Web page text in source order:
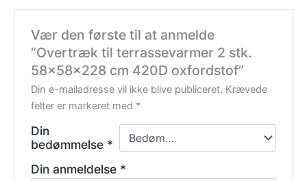
Vær den første til at anmelde
“Overtræk til terrassevarmer 2 stk.
58x58x228 cm 420D oxfordstof”
Din e-mailadresse vil ikke blive publiceret. Krævede
felter er markeret med *
Din
bedømmelse *
Din anmeldelse *